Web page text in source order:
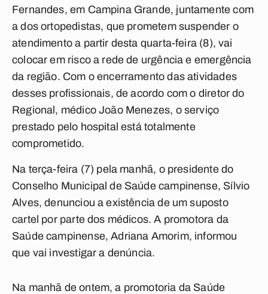
Fernandes, em Campina Grande, juntamente com
a dos ortopedistas, que prometem suspender o
atendimento a partir desta quarta-feira (8), vai
colocar em risco a rede de urgência e emergência
da região. Com o encerramento das atividades
desses profissionais, de acordo com o diretor do
Regional, médico João Menezes, o serviço
prestado pelo hospital está totalmente
comprometido.
Na terça-feira (7) pela manhã, o presidente do
Conselho Municipal de Saúde campinense, Sílvio
Alves, denunciou a existência de um suposto
cartel por parte dos médicos. A promotora da
Saúde campinense, Adriana Amorim, informou
que vai investigar a denúncia.
Na manhã de ontem, a promotoria da Saúde